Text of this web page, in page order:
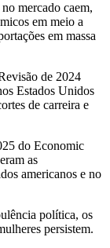
mercado caem,
em meio a
em massa
de 2024
Estados Unidos
de carreira e
do Economic
as
americanos e no
política, os
persistem.